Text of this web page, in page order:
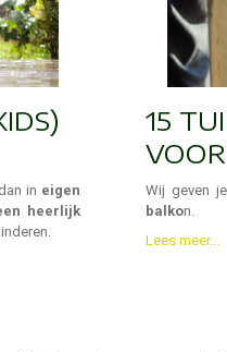
in eigen
heerlijk
15
Wij geven je
balkon.
Lees meer...